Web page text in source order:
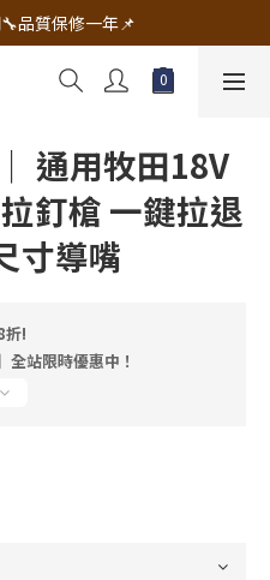
選 宇慶五金網拍🔧
品質保修一年📌
首選 宇慶五金網拍🔧
通用牧田18V
釘槍 一鍵拉退
寸導嘴
折!
站限時優惠中！